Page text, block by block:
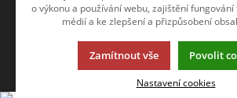
© 2013-2026 Internetový obchod TECAM PCV
K2 e-shop - První e-shop, který uřídí celou vaši
o výkonu a používání webu, zajištění
médií a ke zlepšení a přizpůsobení
Zamítnout vše Povolit
Nastavení cookies